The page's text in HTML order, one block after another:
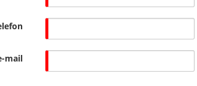
mail